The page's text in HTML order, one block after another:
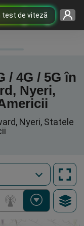
test de viteză
/ 4G / 5G în
Nyeri,
Nyeri, Statele